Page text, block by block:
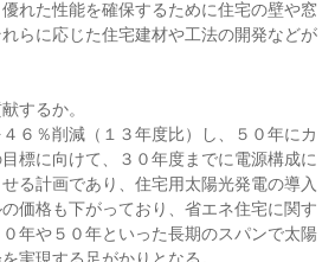
れた性能を確保するために住宅の壁や窓
らに応じた住宅建材や工法の開発などが
するか。
６％削減（１３年度比）し、５０年にカ
標に向けて、３０年度までに電源構成に
る計画であり、住宅用太陽光発電の導入
価格も下がっており、省エネ住宅に関す
年や５０年といった長期のスパンで太陽